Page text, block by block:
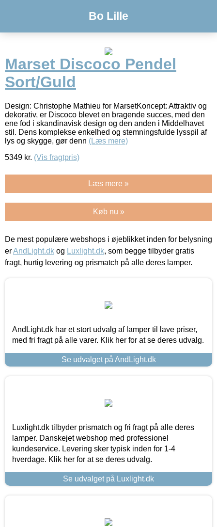
Bo Lille
Marset Discoco Pendel
Sort/Guld
Design: Christophe Mathieu for MarsetKoncept: Attraktiv og
dekorativ, er Discoco blevet en bragende succes, med den
ene fod i skandinavisk design og den anden i Middelhavet
stil. Dens komplekse enkelhed og stemningsfulde lysspil af
lys og skygge, gør denn (Læs mere)
5349 kr. (Vis fragtpris)
Læs mere »
Køb nu »
De mest populære webshops i øjeblikket inden for belysning
erAndLight.dk og Luxlight.dk, som begge tilbyder gratis
fragt, hurtig levering og prismatch på alle deres lamper.
AndLight.dk har et stort udvalg af lamper til lave priser,
med fri fragt på alle varer. Klik her for at se deres udvalg.
Se udvalget på AndLight.dk
Luxlight.dk tilbyder prismatch og fri fragt på alle deres
lamper. Danskejet webshop med professionel
kundeservice. Levering sker typisk inden for 1-4
hverdage. Klik her for at se deres udvalg.
Se udvalget på Luxlight.dk